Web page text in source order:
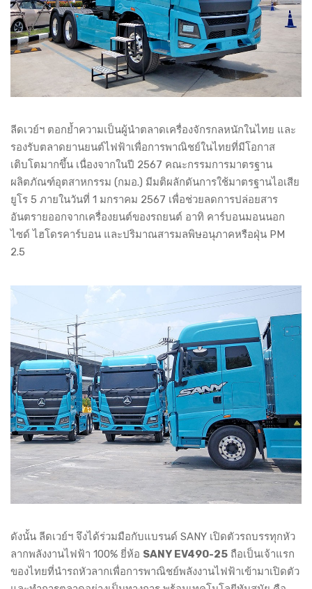
ลีดเวย์ฯ ตอกย้ำความเป็นผู้นำตลาดเครื่องจักรกลหนักในไทย และ
รองรับตลาดยานยนต์ไฟฟ้าเพื่อการพาณิชย์ในไทยที่มีโอกาส
เติบโตมากขึ้น เนื่องจากในปี 2567 คณะกรรมการมาตรฐาน
ผลิตภัณฑ์อุตสาหกรรม (กมอ.) มีมติผลักดันการใช้มาตรฐานไอเสีย
ยูโร 5 ภายในวันที่ 1 มกราคม 2567 เพื่อช่วยลดการปล่อยสาร
อันตรายออกจากเครื่องยนต์ของรถยนต์ อาทิ คาร์บอนมอนนอก
ไซด์ ไฮโดรคาร์บอน และปริมาณสารมลพิษอนุภาคหรือฝุ่น PM
2.5
ดังนั้น ลีดเวย์ฯ จึงได้ร่วมมือกับแบรนด์ SANY เปิดตัวรถบรรทุกหัว
ลากพลังงานไฟฟ้า 100% ยี่ห้อ SANY EV490-25 ถือเป็นเจ้าแรก
ของไทยที่นำรถหัวลากเพื่อการพาณิชย์พลังงานไฟฟ้าเข้ามาเปิดตัว